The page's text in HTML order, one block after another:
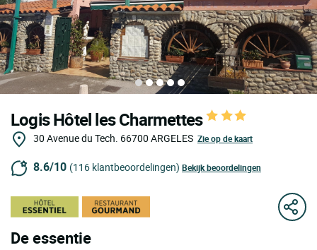
Logis Hôtel les Charmettes
30 Avenue du Tech. 66700 ARGELES Zie op de kaart
8.6/10 (116 klantbeoordelingen) Bekijk beoordelingen
De essentie